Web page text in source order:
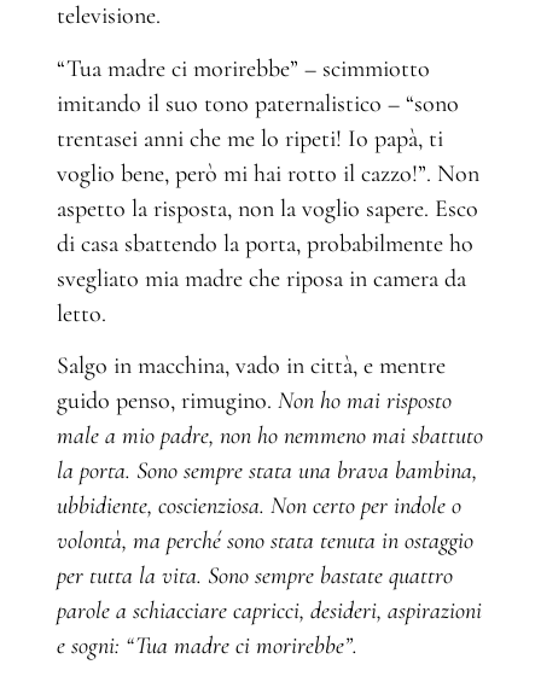
televisione.
“Tua madre ci morirebbe” – scimmiotto
imitando il suo tono paternalistico – “sono
trentasei anni che me lo ripeti! Io papà, ti
voglio bene, però mi hai rotto il cazzo!”. Non
aspetto la risposta, non la voglio sapere. Esco
di casa sbattendo la porta, probabilmente ho
svegliato mia madre che riposa in camera da
letto.
Salgo in macchina, vado in città, e mentre
guido penso, rimugino. Non ho mai risposto
male a mio padre, non ho nemmeno mai sbattuto
la porta. Sono sempre stata una brava bambina,
ubbidiente, coscienziosa. Non certo per indole o
volontà, ma perché sono stata tenuta in ostaggio
per tutta la vita. Sono sempre bastate quattro
parole a schiacciare capricci, desideri, aspirazioni
e sogni: “Tua madre ci morirebbe”.